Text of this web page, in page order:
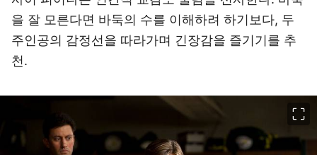
을 잘 모른다면 바둑의 수를 이해하려 하기보다, 두
주인공의 감정선을 따라가며 긴장감을 즐기기를 추
천.